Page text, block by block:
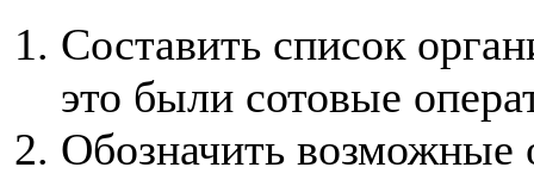
Составить список
это были сотовые
Обозначить возможные